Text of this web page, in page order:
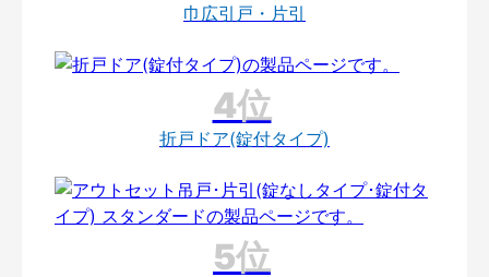
巾広引戸・片引
折戸ドア(錠付タイプ)